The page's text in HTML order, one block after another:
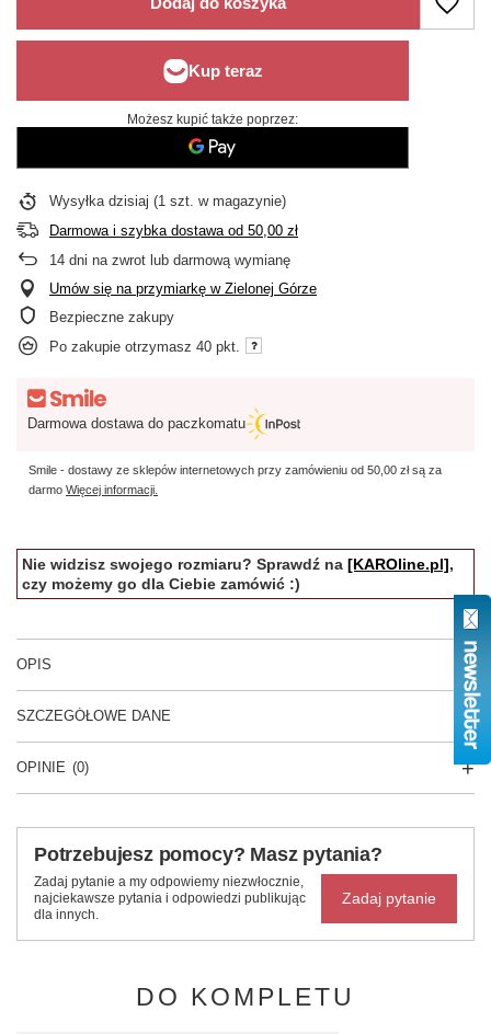
Możesz kupić także poprzez:
Wysyłka dzisiaj (1 szt. w magazynie)
Darmowa i szybka dostawaod 50,00 zł
14 dni na zwrot lub darmową wymianę
Umów się na przymiarkę w Zielonej Górze
Bezpieczne zakupy
Po zakupie otrzymasz 40 pkt.
Darmowa dostawa do paczkomatu
Smile - dostawy ze sklepów internetowych przy zamówieniu od 50,00 złsą za
darmo Więcej informacji.
Nie widzisz swojego rozmiaru? Sprawdź na [KAROline.pl],
czy możemy go dla Ciebie zamówić :)
OPIS
SZCZEGÓŁOWE DANE
OPINIE (0)
Potrzebujesz pomocy? Masz pytania?
Zadaj pytanie a my odpowiemy niezwłocznie,
najciekawsze pytania i odpowiedzi publikując
dla innych.
Zadaj pytanie
DO KOMPLETU